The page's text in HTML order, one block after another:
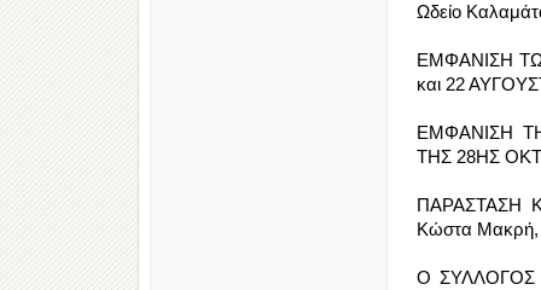
Ωδείο
ΕΜΦΑΝΙΣΗ
και 22
ΕΜΦΑΝΙΣΗ
ΤΗΣ 28ΗΣ
ΠΑΡΑΣΤΑΣΗ
Κώστα Μακρή,
Ο ΣΥΛΛΟΓΟΣ